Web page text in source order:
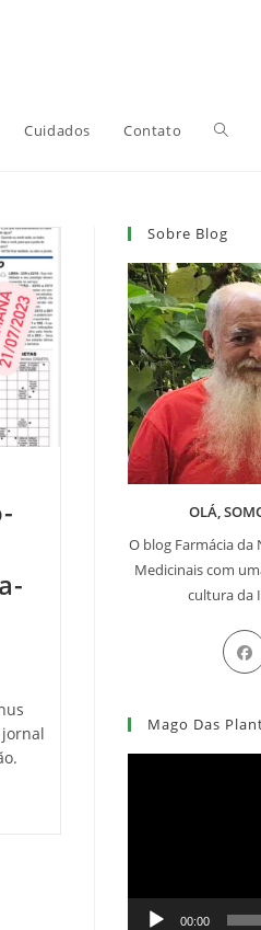
Cuidados Contato
do
site
Sobre Blog
OLÁ,
O blog Farmácia
Medicinais com
cultura da
Mago Das
00:00